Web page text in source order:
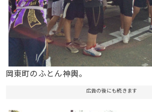
岡東町のふとん神輿。
広告の後にも続きます